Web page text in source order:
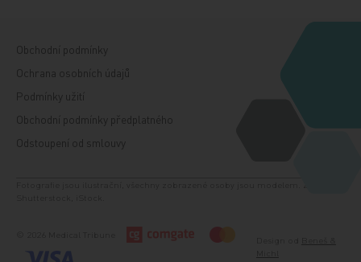
Obchodní podmínky
Ochrana osobních údajů
Podmínky užití
Obchodní podmínky předplatného
Odstoupení od smlouvy